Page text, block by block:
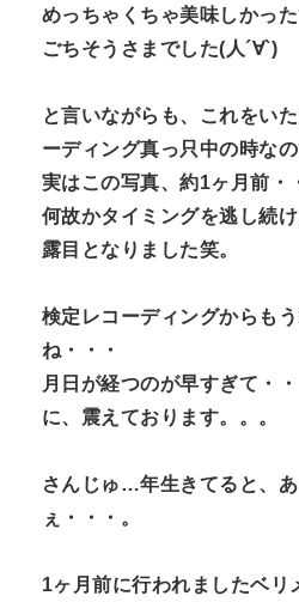
めっちゃくちゃ美味しかっ
ごちそうさまでした(人´∀`)
と言いながらも、これをい
ーディング真っ只中の時な
実はこの写真、約1ヶ月前・
何故かタイミングを逃し続
露目となりました笑。
検定レコーディングからもう
ね・・・
月日が経つのが早すぎて・
に、震えております。。。
さんじゅ…年生きてると、
ぇ・・・。
1ヶ月前に行われましたベリ